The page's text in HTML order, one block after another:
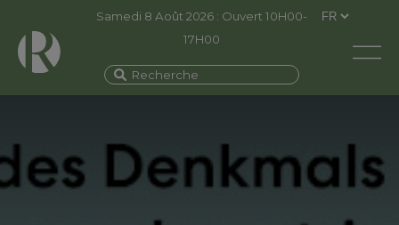
Samedi 8 Août 2026 : Ouvert 10H00-
17H00